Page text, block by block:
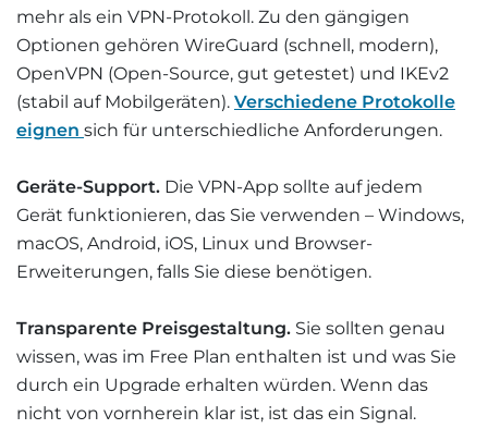
mehr als ein VPN-Protokoll. Zu den gängigen
Optionen gehören WireGuard (schnell, modern),
OpenVPN (Open-Source, gut getestet) und IKEv2
(stabil auf Mobilgeräten). Verschiedene Protokolle
eignen sich für unterschiedliche Anforderungen.
Geräte-Support. Die VPN-App sollte auf jedem
Gerät funktionieren, das Sie verwenden – Windows,
macOS, Android, iOS, Linux und Browser-
Erweiterungen, falls Sie diese benötigen.
Transparente Preisgestaltung. Sie sollten genau
wissen, was im Free Plan enthalten ist und was Sie
durch ein Upgrade erhalten würden. Wenn das
nicht von vornherein klar ist, ist das ein Signal.